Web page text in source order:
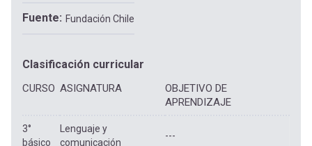
Fuente Fundación Chile
Clasificación curricular
CURSO ASIGNATURA
OBJETIVO DE
APRENDIZAJE
3°
básico
Lenguaje y
comunicación
---